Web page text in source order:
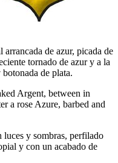
arrancada de azur, picada de
tornado de azur y a la
de plata.
Argent, between in
a rose Azure, barbed and
y sombras, perfilado
y con un acabado de